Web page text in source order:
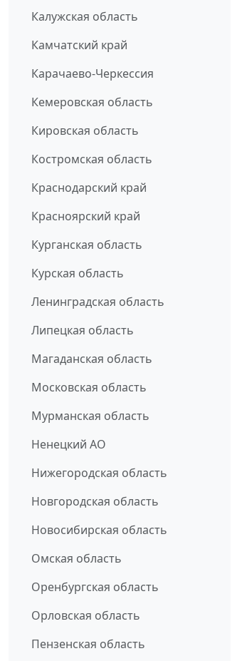
Калужская область
Камчатский край
Карачаево-Черкессия
Кемеровская область
Кировская область
Костромская область
Краснодарский край
Красноярский край
Курганская область
Курская область
Ленинградская область
Липецкая область
Магаданская область
Московская область
Мурманская область
Ненецкий АО
Нижегородская область
Новгородская область
Новосибирская область
Омская область
Оренбургская область
Орловская область
Пензенская область